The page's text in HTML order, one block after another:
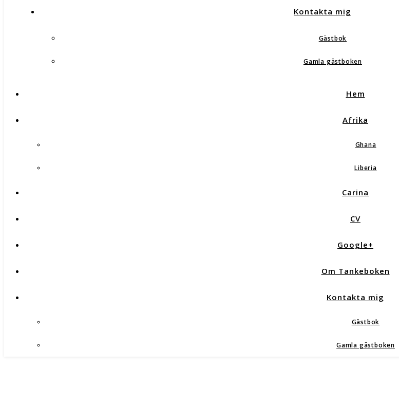
Kontakta mig
Gästbok
Gamla gästboken
Hem
Afrika
Ghana
Liberia
Carina
CV
Google+
Om Tankeboken
Kontakta mig
Gästbok
Gamla gästboken